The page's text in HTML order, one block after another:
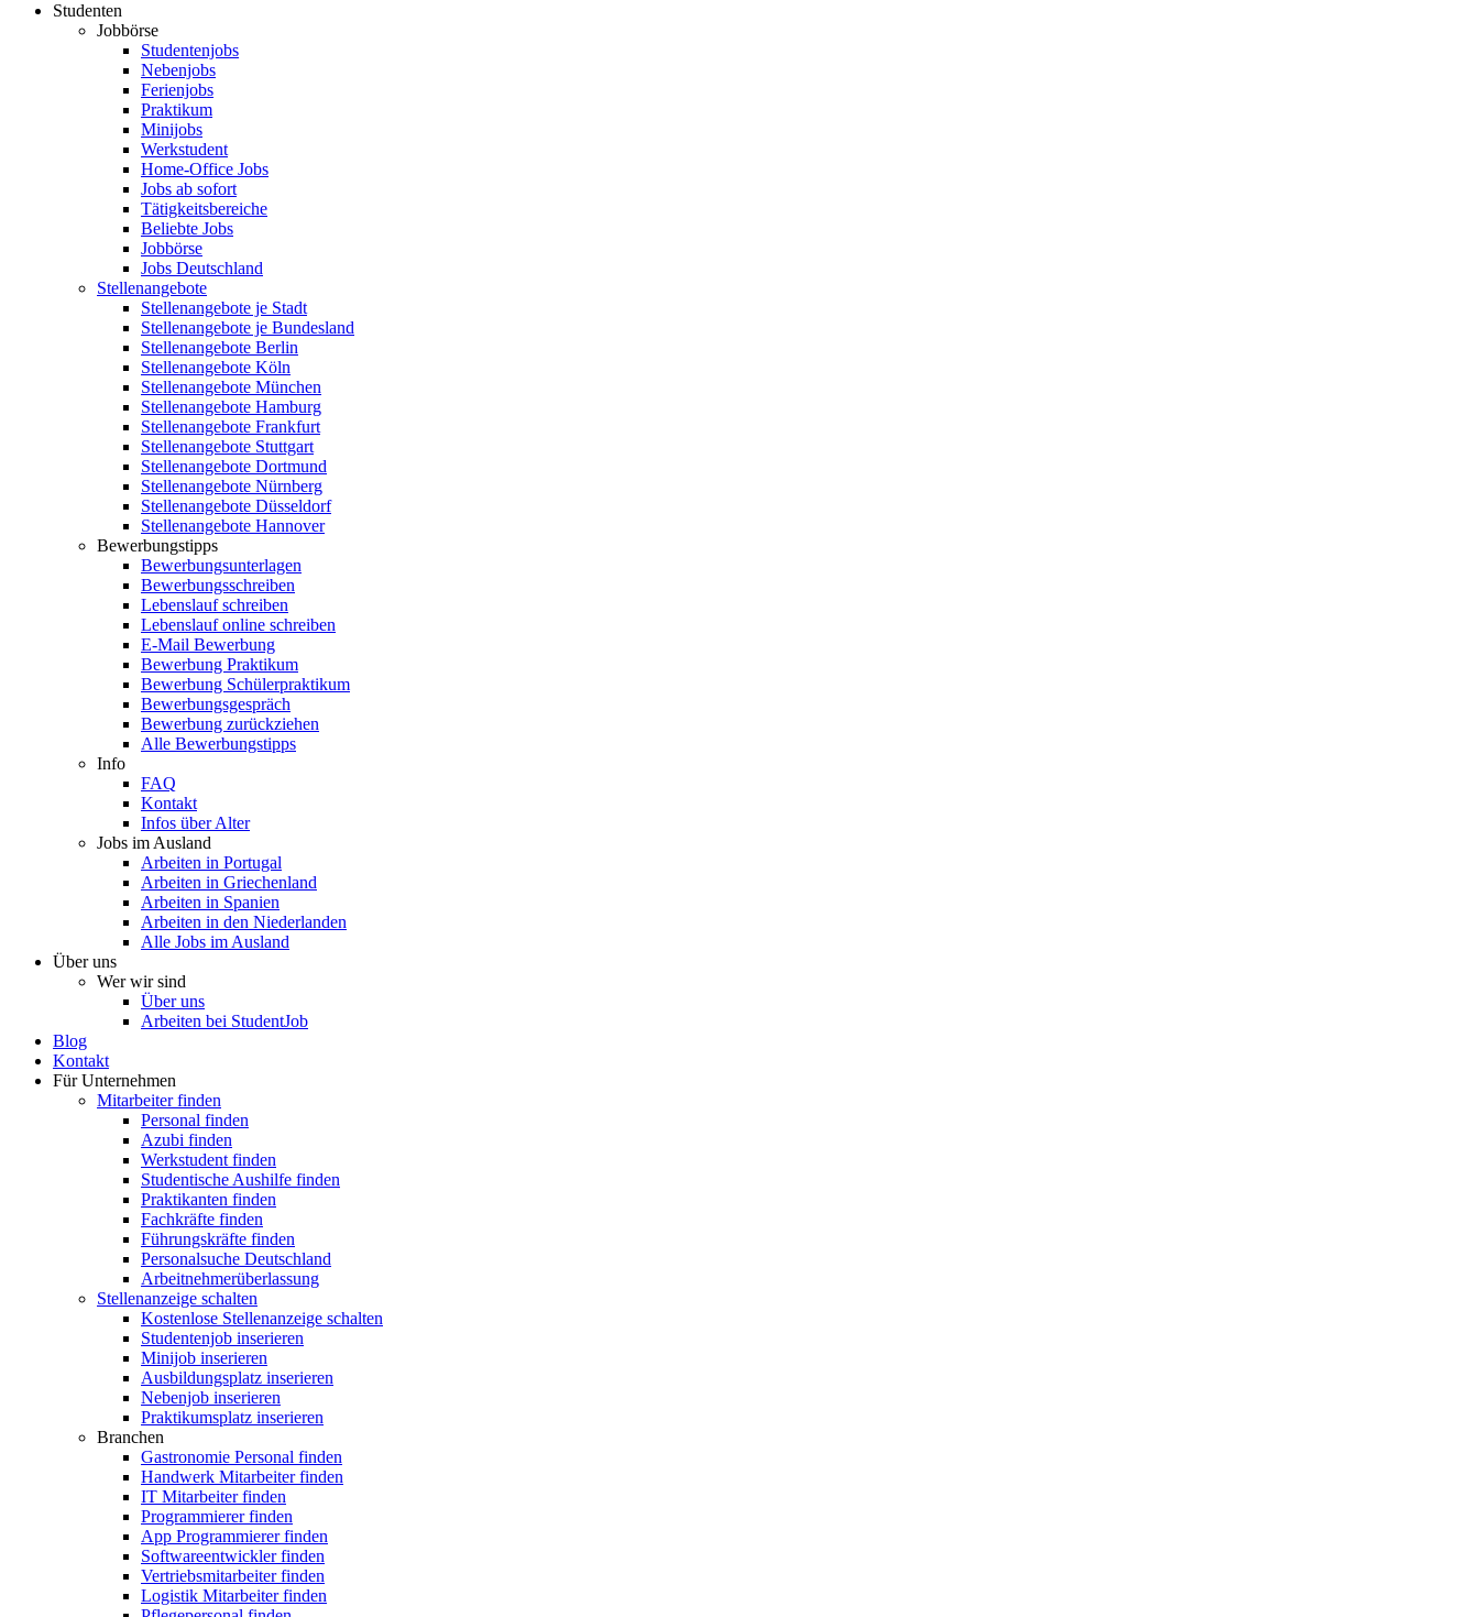
Studenten
Jobbörse
Studentenjobs
Nebenjobs
Ferienjobs
Praktikum
Minijobs
Werkstudent
Home-Office Jobs
Jobs ab sofort
Tätigkeitsbereiche
Beliebte Jobs
Jobbörse
Jobs Deutschland
Stellenangebote
Stellenangebote je Stadt
Stellenangebote je Bundesland
Stellenangebote Berlin
Stellenangebote Köln
Stellenangebote München
Stellenangebote Hamburg
Stellenangebote Frankfurt
Stellenangebote Stuttgart
Stellenangebote Dortmund
Stellenangebote Nürnberg
Stellenangebote Düsseldorf
Stellenangebote Hannover
Bewerbungstipps
Bewerbungsunterlagen
Bewerbungsschreiben
Lebenslauf schreiben
Lebenslauf online schreiben
E-Mail Bewerbung
Bewerbung Praktikum
Bewerbung Schülerpraktikum
Bewerbungsgespräch
Bewerbung zurückziehen
Alle Bewerbungstipps
Info
FAQ
Kontakt
Infos über Alter
Jobs im Ausland
Arbeiten in Portugal
Arbeiten in Griechenland
Arbeiten in Spanien
Arbeiten in den Niederlanden
Alle Jobs im Ausland
Über uns
Wer wir sind
Über uns
Arbeiten bei StudentJob
Blog
Kontakt
Für Unternehmen
Mitarbeiter finden
Personal finden
Azubi finden
Werkstudent finden
Studentische Aushilfe finden
Praktikanten finden
Fachkräfte finden
Führungskräfte finden
Personalsuche Deutschland
Arbeitnehmerüberlassung
Stellenanzeige schalten
Kostenlose Stellenanzeige schalten
Studentenjob inserieren
Minijob inserieren
Ausbildungsplatz inserieren
Nebenjob inserieren
Praktikumsplatz inserieren
Branchen
Gastronomie Personal finden
Handwerk Mitarbeiter finden
IT Mitarbeiter finden
Programmierer finden
App Programmierer finden
Softwareentwickler finden
Vertriebsmitarbeiter finden
Logistik Mitarbeiter finden